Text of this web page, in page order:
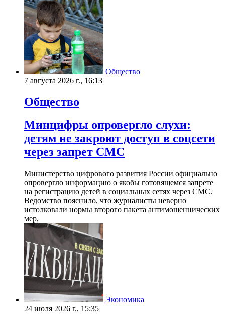
Общество
7 августа 2026 г., 16:13
Общество
Минцифры опровергло слухи:
детям не закроют доступ в соцсети
через запрет СМС
Министерство цифрового развития России официально
опровергло информацию о якобы готовящемся запрете
на регистрацию детей в социальных сетях через СМС.
Ведомство пояснило, что журналисты неверно
истолковали нормы второго пакета антимошеннических
мер,
Экономика
24 июля 2026 г., 15:35